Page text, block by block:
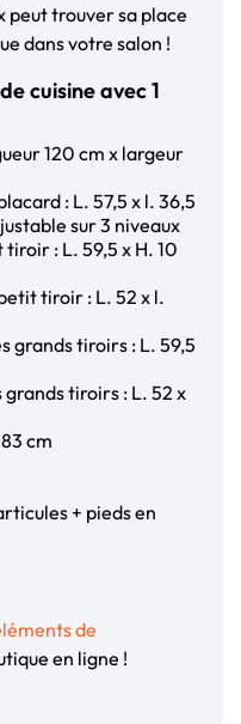
peut trouver sa place
dans votre salon !
cuisine avec 1
120 cm x largeur
: L. 57,5 x l. 36,5
sur 3 niveaux
: L. 59,5 x H. 10
tiroir : L. 52 x l.
grands tiroirs : L. 59,5
tiroirs : L. 52 x
cm
+ pieds en
de
en ligne !